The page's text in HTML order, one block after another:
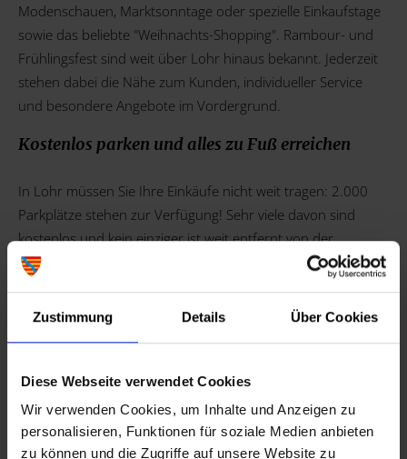
Zustimmung Details Über Cookies
Diese Webseite verwendet Cookies
Wir verwenden Cookies, um Inhalte und Anzeigen zu
personalisieren, Funktionen für soziale Medien anbieten
zu können und die Zugriffe auf unsere Website zu
Modenschauen, Marktsonntage oder spezielle Einkaufstage
sowie das beliebte "Weihnachts-Shopping". Rambour- und
Frühlingsfest sind weit über Lohr hinaus bekannt. Jederzeit
stehen dabei die Nähe zum Kunden, individueller Service
und besondere Angebote im Vordergrund.
Kostenlos parken und alles zu Fuß erreichen
In Lohr müssen Sie Ihre Einkäufe nicht weit tragen: 2.000
Parkplätze stehen zur Verfügung! Sehr viele davon sind
kostenlos und kein einziger ist weit entfernt von der
Fußgängerzone.